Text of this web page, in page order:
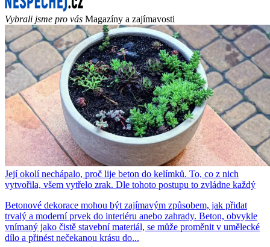
Vybrali jsme pro vás Magazíny a zajímavosti
Její okolí nechápalo, proč lije beton do kelímků. To, co z nich
vytvořila, všem vytřelo zrak. Dle tohoto postupu to zvládne každý
Betonové dekorace mohou být zajímavým způsobem, jak přidat
trvalý a moderní prvek do interiéru anebo zahrady. Beton, obvykle
vnímaný jako čistě stavební materiál, se může proměnit v umělecké
dílo a přinést nečekanou krásu do...